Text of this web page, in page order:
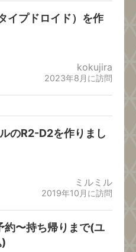
イプドロイド）を作
kokujira
2023年8月に訪問
のR2-D2を作りまし
ミルミル
2019年10月に訪問
約〜持ち帰りまで(ユ